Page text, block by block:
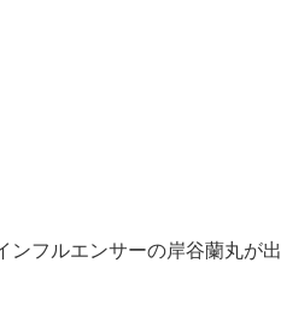
フルエンサーの岸谷蘭丸が出